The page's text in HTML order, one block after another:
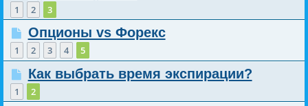
1 2 3
Опционы vs Форекс
1 2 3 4 5
Как выбрать время экспирации?
1 2